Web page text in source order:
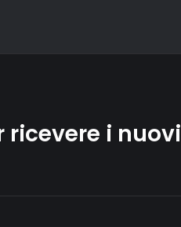
i nuovi